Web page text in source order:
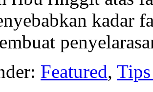
kadar
Featured,